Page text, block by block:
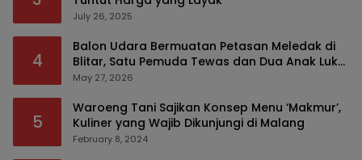
July 26, 2025
4
Balon Udara Bermuatan Petasan Meledak di
Blitar, Satu Pemuda Tewas dan Dua Anak Luka
Serius
May 27, 2026
5
Waroeng Tani Sajikan Konsep Menu ‘Makmur’,
Kuliner yang Wajib Dikunjungi di Malang
February 8, 2024